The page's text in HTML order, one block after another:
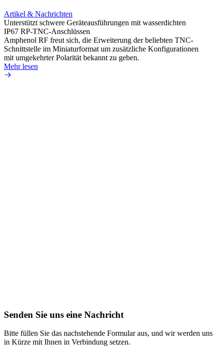
Artikel & Nachrichten
Unterstützt schwere Geräteausführungen mit wasserdichten
IP67 RP-TNC-Anschlüssen
Amphenol RF freut sich, die Erweiterung der beliebten TNC-
Schnittstelle im Miniaturformat um zusätzliche Konfigurationen
mit umgekehrter Polarität bekannt zu geben.
Mehr lesen
Senden Sie uns eine Nachricht
Bitte füllen Sie das nachstehende Formular aus, und wir werden uns
in Kürze mit Ihnen in Verbindung setzen.